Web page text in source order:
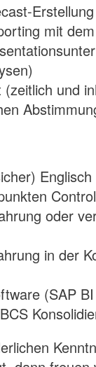
Erstellung
mit
und
oder
in der
(SAP